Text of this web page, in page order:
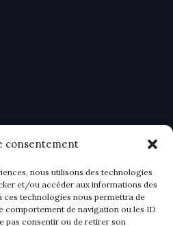
consentement
nous utilisons des technologies
et/ou accéder aux informations des
ces technologies nous permettra de
comportement de navigation ou les ID
pas consentir ou de retirer son